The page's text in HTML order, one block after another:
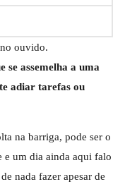
ouvido.
se assemelha a uma
adiar tarefas ou
na barriga, pode ser o
e um dia ainda aqui falo
nada fazer apesar de